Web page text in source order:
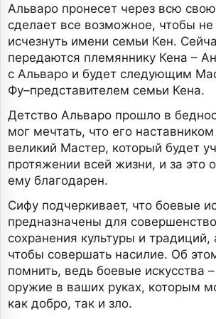
Альваро пронесет через всю
сделает все возможное, чтобы не
исчезнуть имени семьи Кен.
передаются племяннику Кена –
с Альваро и будет следующим
Фу–представителем семьи Кена.
Детство Альваро прошло в
мог мечтать, что его
великий Мастер, который будет
протяжении всей жизни, и за это
ему благодарен.
Сифу подчеркивает, что боевые
предназначены для
сохранения культуры и традиций,
чтобы совершать насилие. Об
помнить, ведь боевые искусства
оружие в ваших руках, которым
как добро, так и зло.